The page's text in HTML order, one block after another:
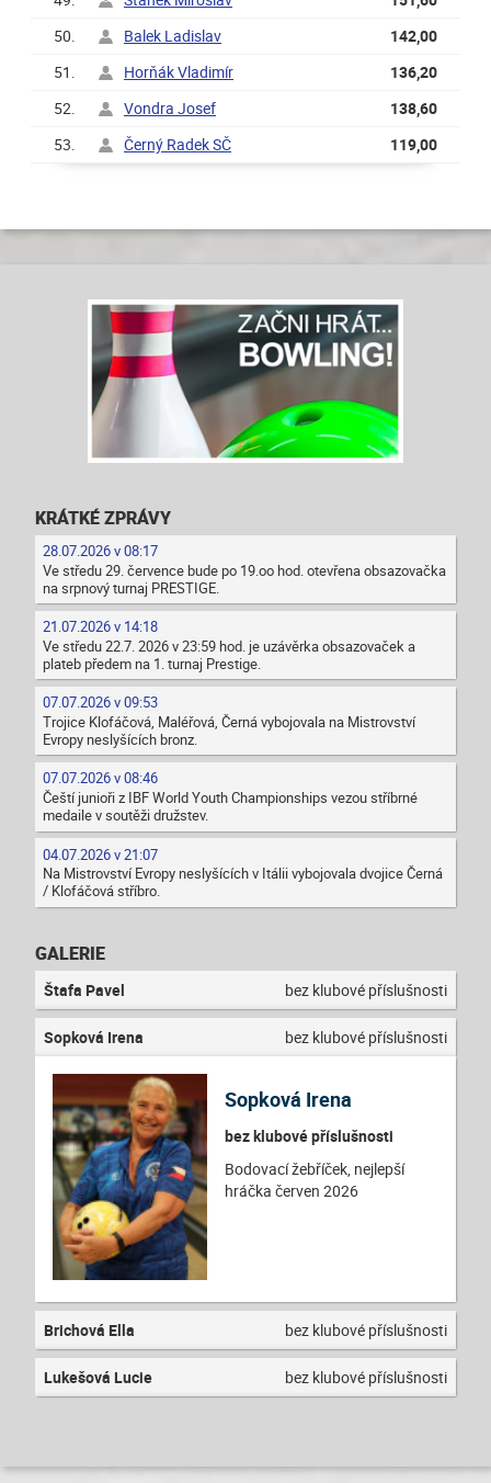
50.
Balek Ladislav
142,00
51.
Horňák Vladimír
136,20
52.
Vondra Josef
138,60
53.
Černý Radek SČ 119,00
KRÁTKÉ ZPRÁVY
28.07.2026 v 08:17
Ve středu 29. července bude po 19.oo hod. otevřena obsazovačka
na srpnový turnaj PRESTIGE.
21.07.2026 v 14:18
Ve středu 22.7. 2026 v 23:59 hod. je uzávěrka obsazovaček a
plateb předem na 1. turnaj Prestige.
07.07.2026 v 09:53
Trojice Klofáčová, Maléřová, Černá vybojovala na Mistrovství
Evropy neslyšících bronz.
07.07.2026 v 08:46
Čeští junioři z IBF World Youth Championships vezou stříbrné
medaile v soutěži družstev.
04.07.2026 v 21:07
Na Mistrovství Evropy neslyšících v Itálii vybojovala dvojice Černá
/ Klofáčová stříbro.
GALERIE
Štafa Pavel bez klubové příslušnosti
Sopková Irena bez klubové příslušnosti
Sopková Irena
bez klubové příslušnosti
Bodovací žebříček, nejlepší
hráčka červen 2026
Brichová Ella bez klubové příslušnosti
Lukešová Lucie bez klubové příslušnosti